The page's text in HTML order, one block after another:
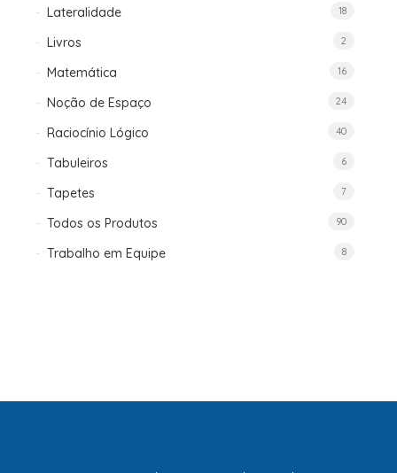
Lateralidade 18
Livros 2
Matemática 16
Noção de Espaço 24
Raciocínio Lógico 40
Tabuleiros 6
Tapetes 7
Todos os Produtos 90
Trabalho em Equipe 8